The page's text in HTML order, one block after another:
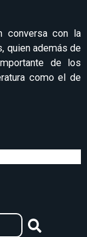
conversa con la
quien además de
de los
como el de